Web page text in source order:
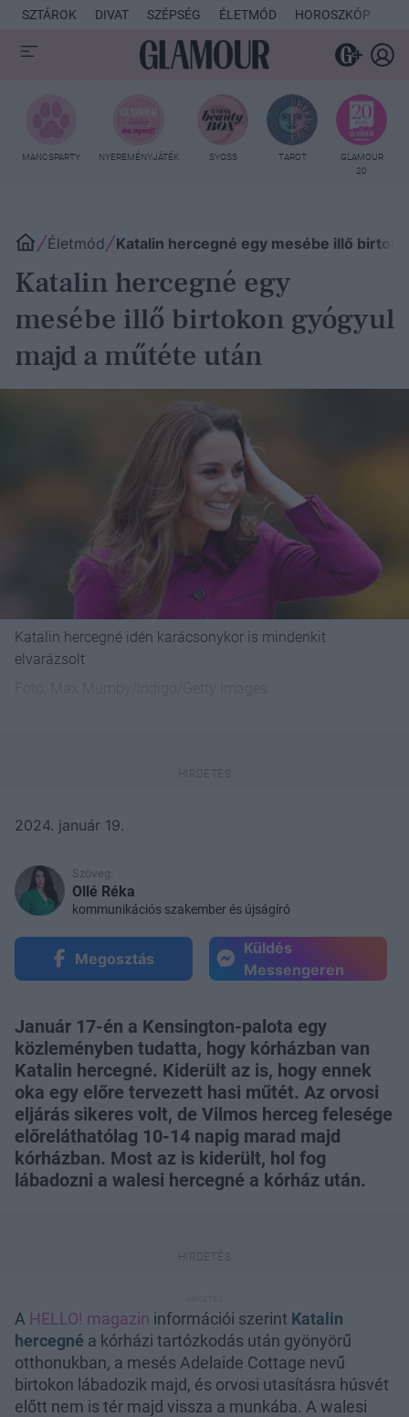
SZTÁROK DIVAT SZÉPSÉG ÉLETMÓD HOROSZKÓP
MANCSPARTY NYEREMÉNYJÁTÉK SYOSS TAROT
GLAMOUR
20
Életmód Katalin hercegné egy mesébe illő
Katalin hercegné egy
mesébe illő birtokon gyógyul
majd a műtéte után
Katalin hercegné idén karácsonykor is mindenkit
elvarázsolt
2024. január 19.
Szöveg:
Ollé Réka
kommunikációs szakember és újságíró
Megosztás
Küldés
Messengeren
Január 17-én a Kensington-palota egy
közleményben tudatta, hogy kórházban van
Katalin hercegné. Kiderült az is, hogy ennek
oka egy előre tervezett hasi műtét. Az orvosi
eljárás sikeres volt, de Vilmos herceg felesége
előreláthatólag 10-14 napig marad majd
kórházban. Most az is kiderült, hol fog
lábadozni a walesi hercegné a kórház után.
A HELLO! magazin információi szerint Katalin
hercegné a kórházi tartózkodás után gyönyörű
otthonukban, a mesés Adelaide Cottage nevű
birtokon lábadozik majd, és orvosi utasításra húsvét
előtt nem is tér majd vissza a munkába. A walesi